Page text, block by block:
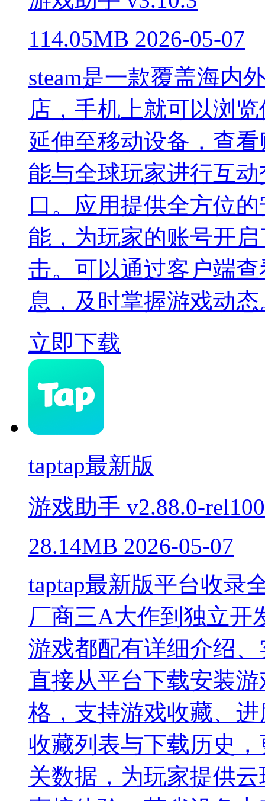
114.05MB 2026-05-07
steam是一款覆盖海内
店，手机上就可以浏
延伸至移动设备，查
能与全球玩家进行互
口。应用提供全方位
能，为玩家的账号开
击。可以通过客户端
息，及时掌握游戏动态
立即下载
taptap最新版
游戏助手 v2.88.0-
28.14MB 2026-05-07
taptap最新版平台收录
厂商三A大作到独立开
游戏都配有详细介绍
直接从平台下载安装
格，支持游戏收藏、
收藏列表与下载历史
关数据，为玩家提供